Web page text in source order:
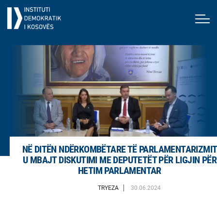
NË DITËN NDËRKOMBËTARE TË PARLAMENTARIZMIT
U MBAJT DISKUTIMI ME DEPUTETËT PËR LIGJIN PËR
HETIM PARLAMENTAR
TRYEZA 30.06.2024